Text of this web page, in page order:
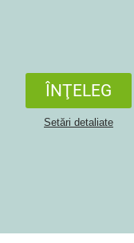
ÎNŢELEG
Setări detaliate